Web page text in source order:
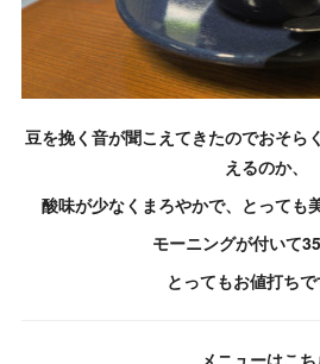
豆を挽く音が聞こえてきたのでおそら
えるのか、
酸味が少なくまろやかで、とっても
モーニングが付いて
とってもお値打ちで
メニューはこち